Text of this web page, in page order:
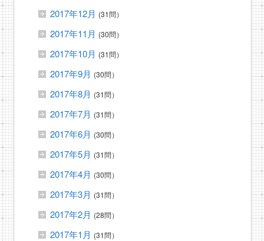
2017年12月 (31問）
2017年11月 (30問）
2017年10月 (31問）
2017年9月 (30問）
2017年8月 (31問）
2017年7月 (31問）
2017年6月 (30問）
2017年5月 (31問）
2017年4月 (30問）
2017年3月 (31問）
2017年2月 (28問）
2017年1月 (31問）